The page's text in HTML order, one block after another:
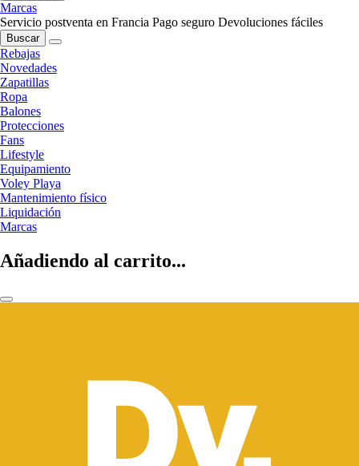
Marcas
Servicio postventa en Francia Pago seguro Devoluciones fáciles
Buscar
Rebajas
Novedades
Zapatillas
Ropa
Balones
Protecciones
Fans
Lifestyle
Equipamiento
Voley Playa
Mantenimiento físico
Liquidación
Marcas
Añadiendo al carrito...